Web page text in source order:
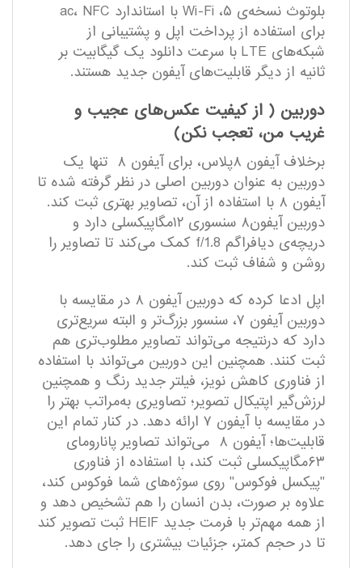
بلوتوث نسخه‌ی ۵، Wi-Fi با استاندارد ac، NFC
برای استفاده از پرداخت اپل و پشتیبانی از
شبکه‌های LTE با سرعت دانلود یک گیگابیت بر
ثانیه از دیگر قابلیت‌های آیفون جدید هستند.
دوربین ( از کیفیت عکس‌های عجیب و
غریب من، تعجب نکن)
برخلاف آیفون ۸پلاس، برای آیفون ۸ تنها یک
دوربین به عنوان دوربین اصلی در نظر گرفته‌ شده تا
آیفون ۸ با استفاده از آن، تصاویر بهتری ثبت کند.
دوربین آیفون۸ سنسوری ۱۲مگاپیکسلی دارد و
دریچه‌ی دیافراگم f/1.8 کمک می‌کند تا تصاویر را
روشن و شفاف ثبت کند.
اپل ادعا کرده که دوربین‌ آیفون ۸ در مقایسه با
دوربین‌ آیفون ۷، سنسور‌ بزرگ‌تر و البته سریع‌تری
دارد که درنتیجه می‌تواند تصاویر مطلوب‌تری هم
ثبت کنند. همچنین این دوربین می‌تواند با استفاده
از فناوری کاهش نویز، فیلتر جدید رنگ و همچنین
لرزش‌گیر اپتیکال تصویر؛ تصاویری به‌مراتب بهتر را
در مقایسه با آیفون ۷ ارائه دهد. در کنار تمام این
قابلیت‌ها؛ آیفون ۸ می‌تواند تصاویر پانارومای
۶۳مگاپیکسلی ثبت کند، با استفاده از فناوری
"پیکسل فوکوس" روی سوژه‌های شما فوکوس کند،
علاوه بر صورت، بدن انسان را هم تشخیص دهد و
از همه مهم‌تر با فرمت‌ جدید HEIF ثبت تصویر کند
تا در حجم کمتر، جزئیات بیشتری را جای دهد.